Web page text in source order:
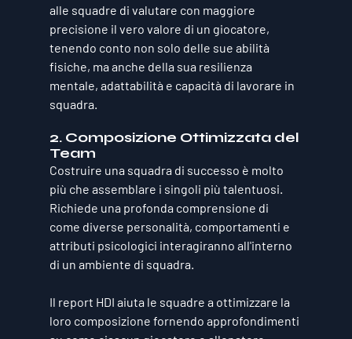
alle squadre di valutare con maggiore
precisione il vero valore di un giocatore,
tenendo conto non solo delle sue abilità
fisiche, ma anche della sua resilienza
mentale, adattabilità e capacità di lavorare in
squadra.
2. Composizione Ottimizzata del
Team
Costruire una squadra di successo è molto
più che assemblare i singoli più talentuosi.
Richiede una profonda comprensione di
come diverse personalità, comportamenti e
attributi psicologici interagiranno all'interno
di un ambiente di squadra.
Il report HDI aiuta le squadre a ottimizzare la
loro composizione fornendo approfondimenti